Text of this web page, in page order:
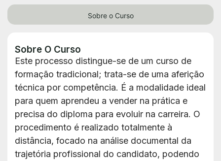
Sobre o Curso
Sobre O Curso
Este processo distingue-se de um curso de
formação tradicional; trata-se de uma aferição
técnica por competência. É a modalidade ideal
para quem aprendeu a vender na prática e
precisa do diploma para evoluir na carreira. O
procedimento é realizado totalmente à
distância, focado na análise documental da
trajetória profissional do candidato, podendo